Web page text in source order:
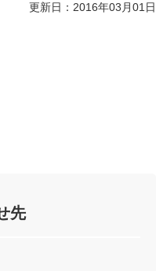
更新日：2016年03月01日
先